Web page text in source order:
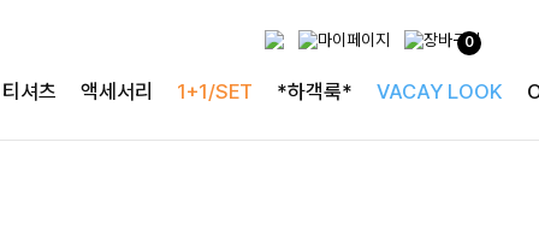
0
티셔츠 액세서리 1+1/SET *하객룩* VACAY LOOK